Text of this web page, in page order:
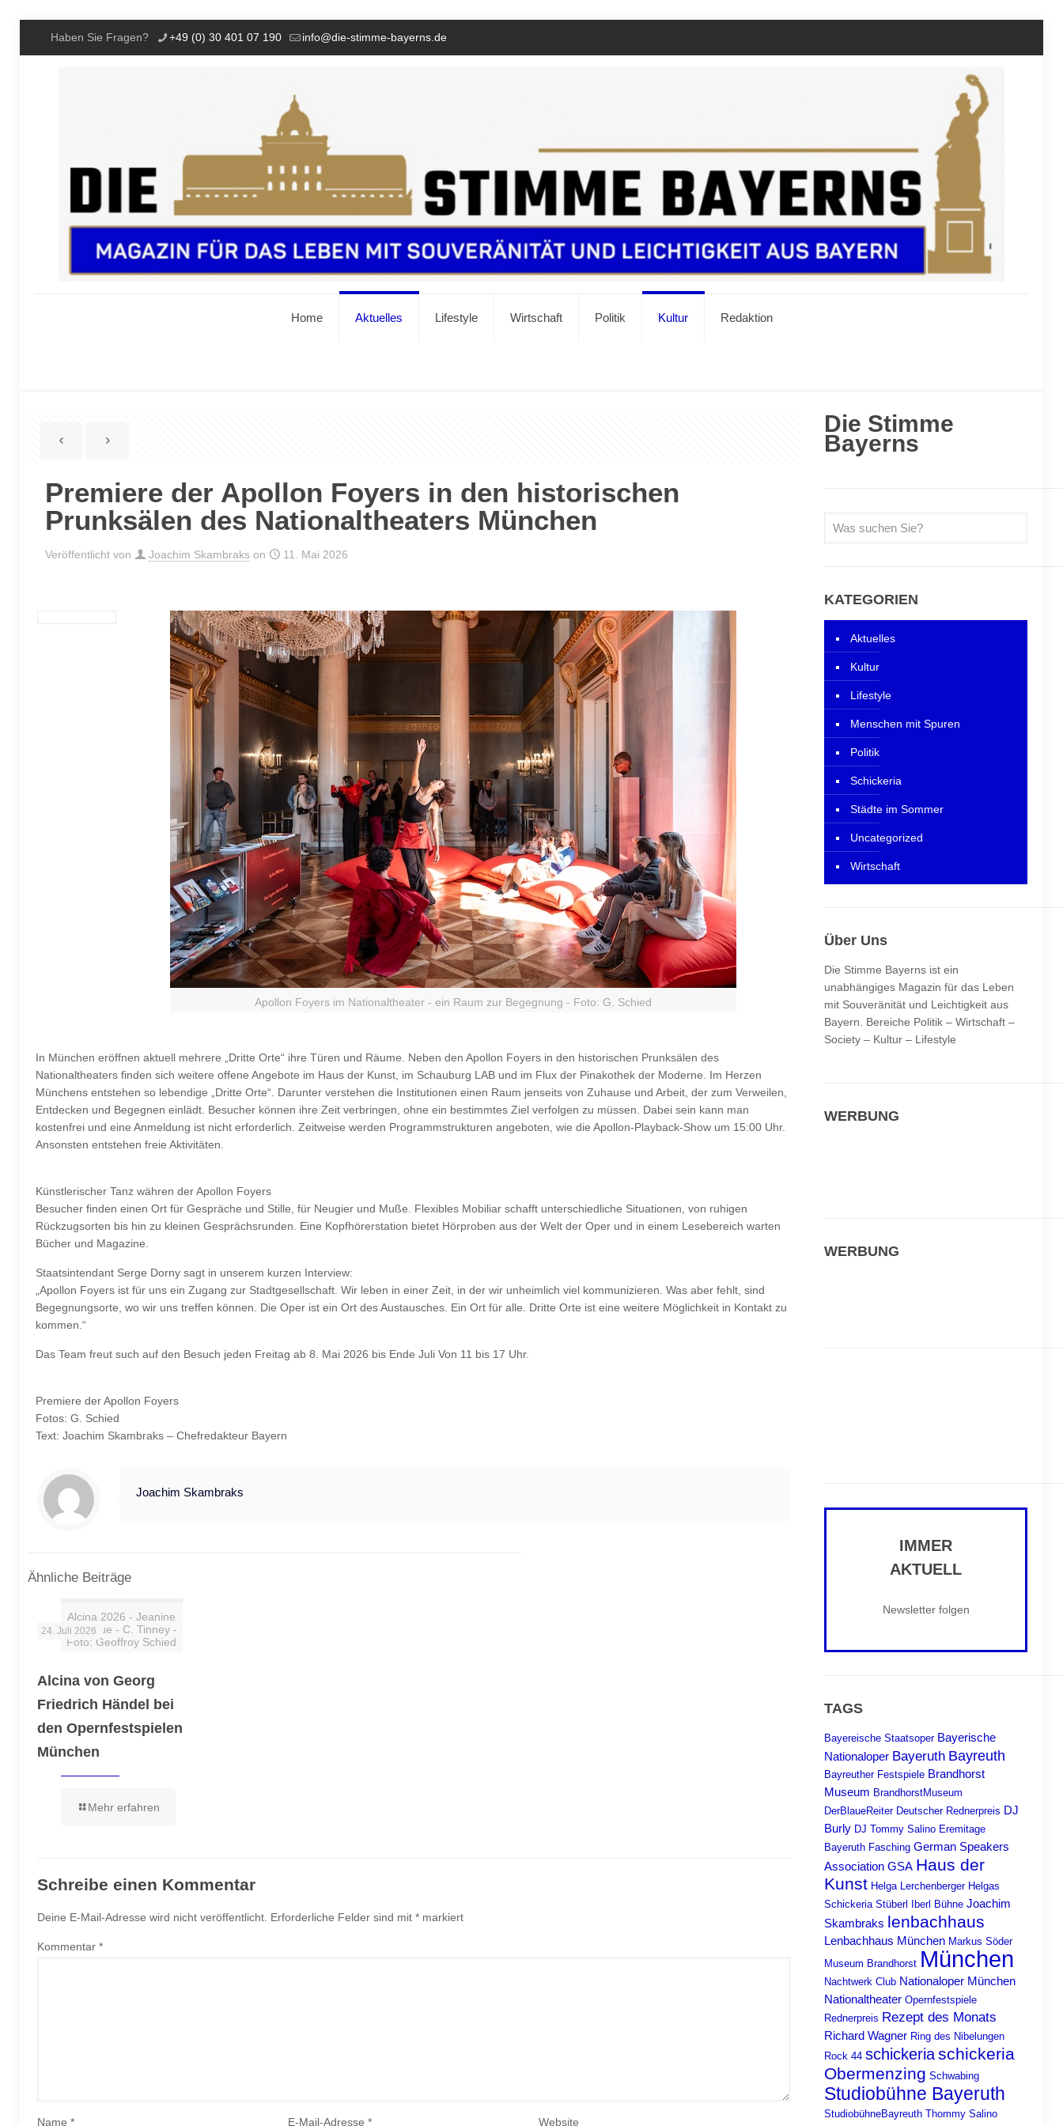
Haben Sie Fragen? +49 (0) 30 401 07 190 info@die-stimme-bayerns.de
Home Aktuelles Lifestyle Wirtschaft Politik Kultur Redaktion
Premiere der Apollon Foyers in den historischen
Prunksälen des Nationaltheaters München
Veröffentlicht von Joachim Skambraks on 11. Mai 2026
Apollon Foyers im Nationaltheater - ein Raum zur Begegnung - Foto: G. Schied
In München eröffnen aktuell mehrere „Dritte Orte“ ihre Türen und Räume. Neben den Apollon Foyers in den historischen Prunksälen des
Nationaltheaters finden sich weitere offene Angebote im Haus der Kunst, im Schauburg LAB und im Flux der Pinakothek der Moderne. Im Herzen
Münchens entstehen so lebendige „Dritte Orte“. Darunter verstehen die Institutionen einen Raum jenseits von Zuhause und Arbeit, der zum Verweilen,
Entdecken und Begegnen einlädt. Besucher können ihre Zeit verbringen, ohne ein bestimmtes Ziel verfolgen zu müssen. Dabei sein kann man
kostenfrei und eine Anmeldung ist nicht erforderlich. Zeitweise werden Programmstrukturen angeboten, wie die Apollon-Playback-Show um 15:00 Uhr.
Ansonsten entstehen freie Aktivitäten.
Künstlerischer Tanz währen der Apollon Foyers
Besucher finden einen Ort für Gespräche und Stille, für Neugier und Muße. Flexibles Mobiliar schafft unterschiedliche Situationen, von ruhigen
Rückzugsorten bis hin zu kleinen Gesprächsrunden. Eine Kopfhörerstation bietet Hörproben aus der Welt der Oper und in einem Lesebereich warten
Bücher und Magazine.
Staatsintendant Serge Dorny sagt in unserem kurzen Interview:
„Apollon Foyers ist für uns ein Zugang zur Stadtgesellschaft. Wir leben in einer Zeit, in der wir unheimlich viel kommunizieren. Was aber fehlt, sind
Begegnungsorte, wo wir uns treffen können. Die Oper ist ein Ort des Austausches. Ein Ort für alle. Dritte Orte ist eine weitere Möglichkeit in Kontakt zu
kommen.“
Das Team freut such auf den Besuch jeden Freitag ab 8. Mai 2026 bis Ende Juli Von 11 bis 17 Uhr.
Premiere der Apollon Foyers
Fotos: G. Schied
Text: Joachim Skambraks – Chefredakteur Bayern
Joachim Skambraks
Ähnliche Beiträge
Alcina 2026 - Jeanine
De Bique - C. Tinney -
Foto: Geoffroy Schied
24. Juli 2026
Alcina von Georg
Friedrich Händel bei
den Opernfestspielen
München
Mehr erfahren
Schreibe einen Kommentar
Deine E-Mail-Adresse wird nicht veröffentlicht. Erforderliche Felder sind mit * markiert
Kommentar *
Name * E-Mail-Adresse* Website
Die Stimme
Bayerns
KATEGORIEN
Aktuelles
Kultur
Lifestyle
Menschen mit Spuren
Politik
Schickeria
Städte im Sommer
Uncategorized
Wirtschaft
Über Uns
Die Stimme Bayerns ist ein
unabhängiges Magazin für das Leben
mit Souveränität und Leichtigkeit aus
Bayern. Bereiche Politik – Wirtschaft –
Society – Kultur – Lifestyle
WERBUNG
WERBUNG
IMMER
AKTUELL
Newsletter folgen
TAGS
Bayereische Staatsoper Bayerische
Nationaloper Bayeruth Bayreuth
Bayreuther Festspiele Brandhorst
Museum BrandhorstMuseum
DerBlaueReiter Deutscher Rednerpreis DJ
Burly DJ Tommy Salino Eremitage
Bayeruth Fasching German Speakers
Association GSA Haus der
Kunst Helga Lerchenberger Helgas
Schickeria Stüberl Iberl Bühne Joachim
Skambraks lenbachhaus
Lenbachhaus München Markus Söder
Museum Brandhorst München
Nachtwerk Club Nationaloper München
Nationaltheater Opernfestspiele
Rednerpreis Rezept des Monats
Richard Wagner Ring des Nibelungen
Rock 44 schickeriaschickeria
Obermenzing Schwabing
Studiobühne Bayeruth
StudiobühneBayreuth Thommy Salino